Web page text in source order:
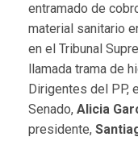
entramado de
material sanitario
en el Tribunal
llamada trama de
Dirigentes del PP,
Senado, Alicia
presidente,